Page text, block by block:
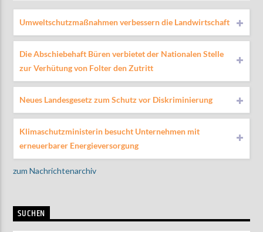
Umweltschutzmaßnahmen verbessern die Landwirtschaft
Die Abschiebehaft Büren verbietet der Nationalen Stelle
zur Verhütung von Folter den Zutritt
Neues Landesgesetz zum Schutz vor Diskriminierung
Klimaschutzministerin besucht Unternehmen mit
erneuerbarer Energieversorgung
zum Nachrichtenarchiv
SUCHEN